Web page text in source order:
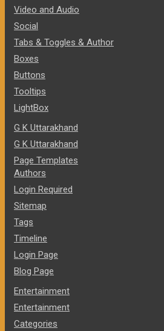
Video and Audio
Social
Tabs & Toggles & Author
Boxes
Buttons
Tooltips
LightBox
G K Uttarakhand
G K Uttarakhand
Page Templates
Authors
Login Required
Sitemap
Tags
Timeline
Login Page
Blog Page
Entertainment
Entertainment
Categories